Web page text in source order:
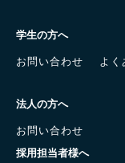
学生の方へ
お問い合わせ
よ
法人の方へ
お問い合わせ
採用担当者様へ